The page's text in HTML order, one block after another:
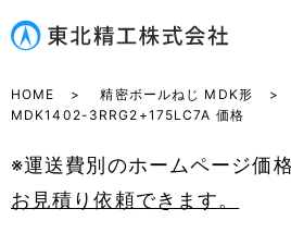
HOME
精密ボールねじ MDK形
MDK1402-3RRG2+175LC7A 価格
※運送費別のホームページ価格
お見積り依頼できます。